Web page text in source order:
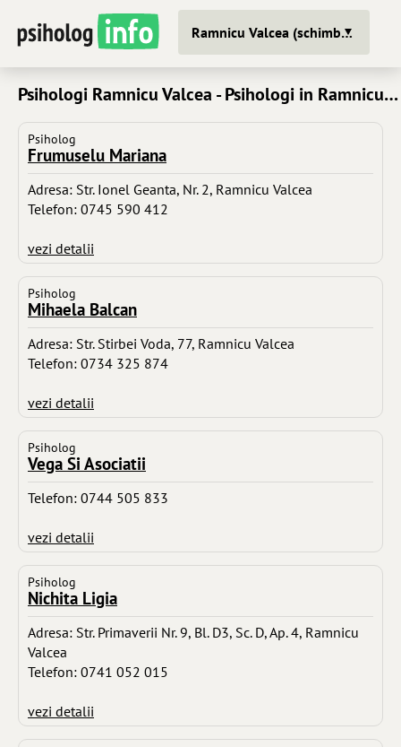
Ramnicu Valcea (schimba oras)
Psihologi Ramnicu Valcea - Psihologi in Ramnicu Valcea
Psiholog
Frumuselu Mariana
Adresa: Str. Ionel Geanta, Nr. 2, Ramnicu Valcea
Telefon: 0745 590 412
vezi detalii
Psiholog
Mihaela Balcan
Adresa: Str. Stirbei Voda, 77, Ramnicu Valcea
Telefon: 0734 325 874
vezi detalii
Psiholog
Vega Si Asociatii
Telefon: 0744 505 833
vezi detalii
Psiholog
Nichita Ligia
Adresa: Str. Primaverii Nr. 9, Bl. D3, Sc. D, Ap. 4, Ramnicu
Valcea
Telefon: 0741 052 015
vezi detalii